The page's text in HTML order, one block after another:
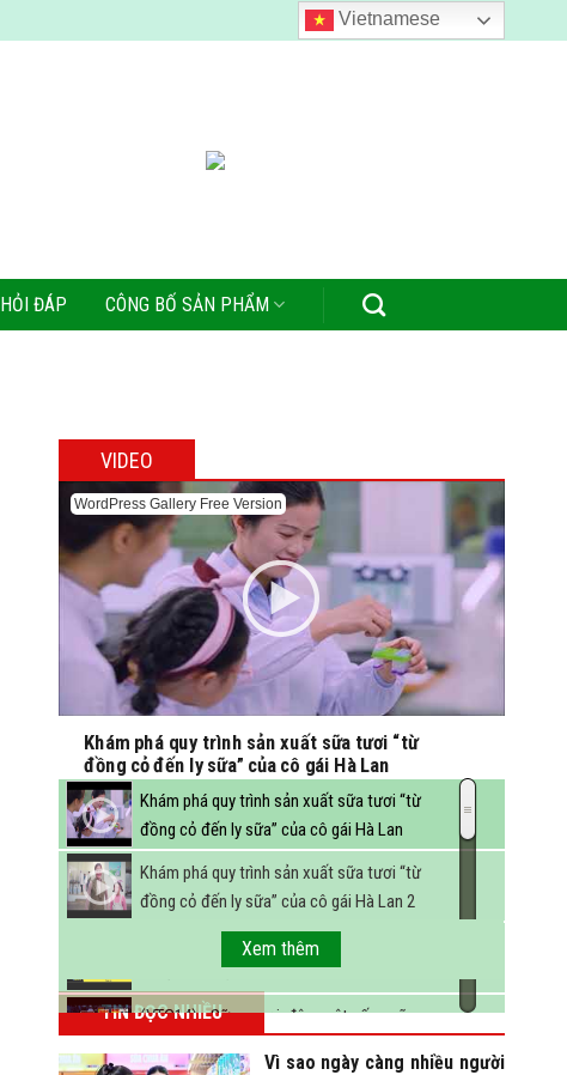
Vietnamese
HỎI ĐÁP CÔNG BỐ SẢN PHẨM
VIDEO
WordPress Gallery Free Version
Khám phá quy trình sản xuất sữa tươi “từ
đồng cỏ đến ly sữa” của cô gái Hà Lan
Khám phá quy trình sản xuất sữa tươi “từ
đồng cỏ đến ly sữa” của cô gái Hà Lan
Khám phá quy trình sản xuất sữa tươi “từ
đồng cỏ đến ly sữa” của cô gái Hà Lan 2
FBNC - Ngành sữa hướng tới mục tiêu 3,4 tỷ
lít sữa vào năm 2025
(VTC14) - Sữa ngoại, động vật sống sẽ
Xem thêm
TIN ĐỌC NHIỀU
Vì sao ngày càng nhiều người